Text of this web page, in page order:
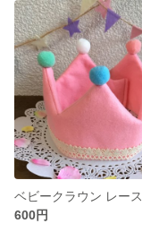
ベビークラウン レース
600円